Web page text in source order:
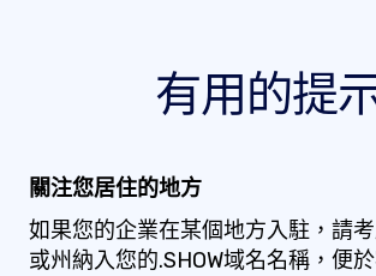
有用的提
關注您居住的地方
如果您的企業在某個地方入駐，請
或州納入您的.SHOW域名名稱，便